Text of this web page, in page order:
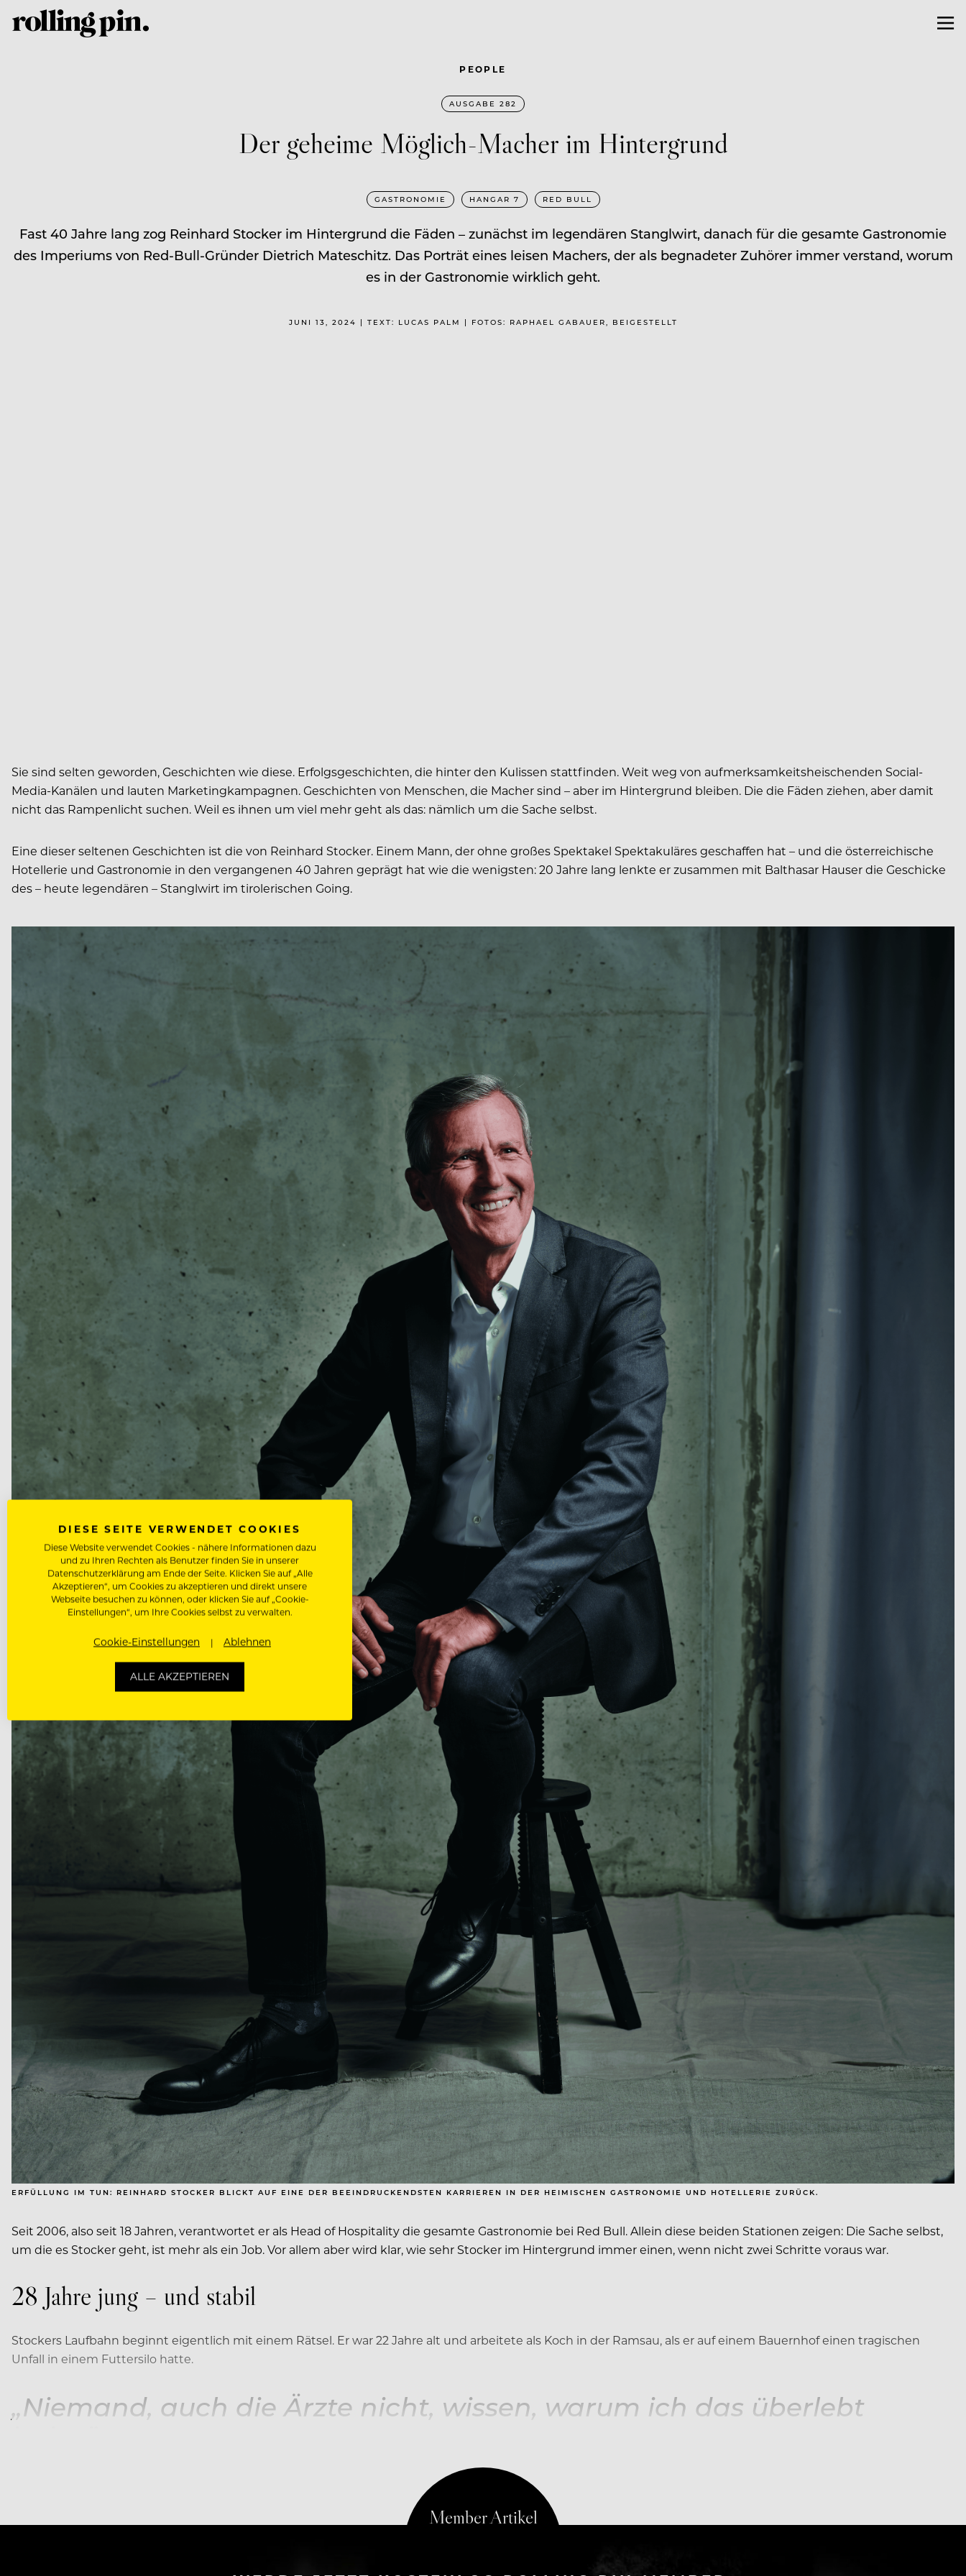
PEOPLE
AUSGABE 282
Der geheime Möglich-Macher im Hintergrund
GASTRONOMIE HANGAR 7 RED BULL
Fast 40 Jahre lang zog Reinhard Stocker im Hintergrund die Fäden – zunächst im legendären Stanglwirt, danach für die gesamte Gastronomie
des Imperiums von Red-Bull-Gründer Dietrich Mateschitz. Das Porträt eines leisen Machers, der als begnadeter Zuhörer immer verstand, worum
es in der Gastronomie wirklich geht.
JUNI 13, 2024 | TEXT: LUCAS PALM | FOTOS: RAPHAEL GABAUER, BEIGESTELLT
Sie sind selten geworden, Geschichten wie diese. Erfolgsgeschichten, die hinter den Kulissen stattfinden. Weit weg von aufmerksamkeitsheischenden Social-
Media-Kanälen und lauten Marketingkampagnen. Geschichten von Menschen, die Macher sind – aber im Hintergrund bleiben. Die die Fäden ziehen, aber damit
nicht das Rampenlicht suchen. Weil es ihnen um viel mehr geht als das: nämlich um die Sache selbst.
Eine dieser seltenen Geschichten ist die von Reinhard Stocker. Einem Mann, der ohne großes Spektakel Spektakuläres geschaffen hat – und die österreichische
Hotellerie und Gastronomie in den vergangenen 40 Jahren geprägt hat wie die wenigsten: 20 Jahre lang lenkte er zusammen mit Balthasar Hauser die Geschicke
des – heute legendären – Stanglwirt im tirolerischen Going.
ERFÜLLUNG IM TUN: REINHARD STOCKER BLICKT AUF EINE DER BEEINDRUCKENDSTEN KARRIEREN IN DER HEIMISCHEN GASTRONOMIE UND HOTELLERIE ZURÜCK.
Seit 2006, also seit 18 Jahren, verantwortet er als Head of Hospitality die gesamte Gastronomie bei Red Bull. Allein diese beiden Stationen zeigen: Die Sache selbst,
um die es Stocker geht, ist mehr als ein Job. Vor allem aber wird klar, wie sehr Stocker im Hintergrund immer einen, wenn nicht zwei Schritte voraus war.
28 Jahre jung – und stabil
Stockers Laufbahn beginnt eigentlich mit einem Rätsel. Er war 22 Jahre alt und arbeitete als Koch in der Ramsau, als er auf einem Bauernhof einen tragischen
Unfall in einem Futtersilo hatte.
„Niemand, auch die Ärzte nicht, wissen, warum ich das überlebt
DIESE SEITE VERWENDET COOKIES
Diese Website verwendet Cookies - nähere Informationen dazu
und zu Ihren Rechten als Benutzer finden Sie in unserer
Datenschutzerklärung am Ende der Seite. Klicken Sie auf „Alle
Akzeptieren“, um Cookies zu akzeptieren und direkt unsere
Webseite besuchen zu können, oder klicken Sie auf „Cookie-
Einstellungen“, um Ihre Cookies selbst zu verwalten.
Cookie-Einstellungen Ablehnen
ALLE AKZEPTIEREN